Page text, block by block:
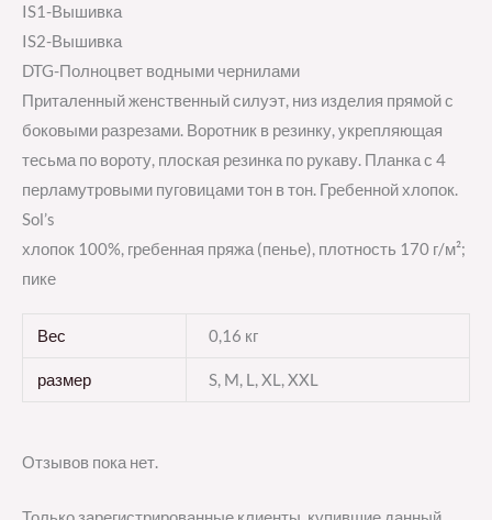
IS1-Вышивка
IS2-Вышивка
DTG-Полноцвет водными чернилами
Приталенный женственный силуэт, низ изделия прямой с
боковыми разрезами. Воротник в резинку, укрепляющая
тесьма по вороту, плоская резинка по рукаву. Планка с 4
перламутровыми пуговицами тон в тон. Гребенной хлопок.
Sol’s
хлопок 100%, гребенная пряжа (пенье), плотность 170 г/м²;
пике
Вес 0,16 кг
размер S, M, L, XL, XXL
Отзывов пока нет.